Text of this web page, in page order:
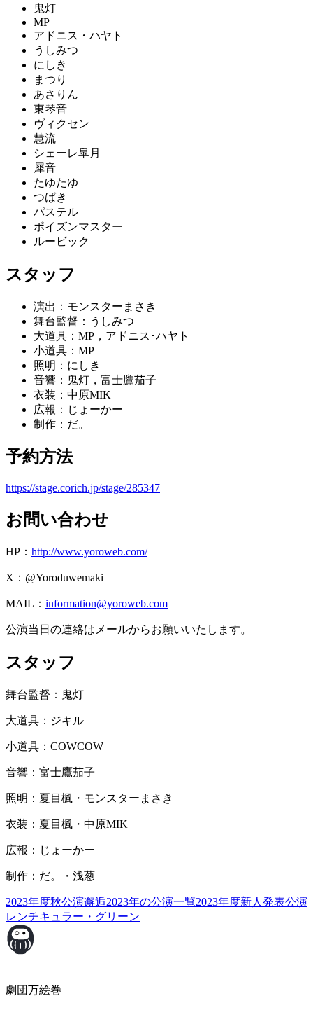
鬼灯
MP
アドニス・ハヤト
うしみつ
にしき
まつり
あさりん
東琴音
ヴィクセン
慧流
シェーレ皐月
犀音
たゆたゆ
つばき
パステル
ポイズンマスター
ルービック
スタッフ
演出：モンスターまさき
舞台監督：うしみつ
大道具：MP，アドニス･ハヤト
小道具：MP
照明：にしき
音響：鬼灯，富士鷹茄子
衣装：中原MIK
広報：じょーかー
制作：だ。
予約方法
https://stage.corich.jp/stage/285347
お問い合わせ
HP： http://www.yoroweb.com/
X：@Yoroduwemaki
MAIL： information@yoroweb.com
公演当日の連絡はメールからお願いいたします。
スタッフ
舞台監督：鬼灯
大道具：ジキル
小道具：COWCOW
音響：富士鷹茄子
照明：夏目楓・モンスターまさき
衣装：夏目楓・中原MIK
広報：じょーかー
制作：だ。・浅葱
2023年度秋公演邂逅2023年の公演一覧2023年度新人発表公演
レンチキュラー・グリーン
劇団万絵巻